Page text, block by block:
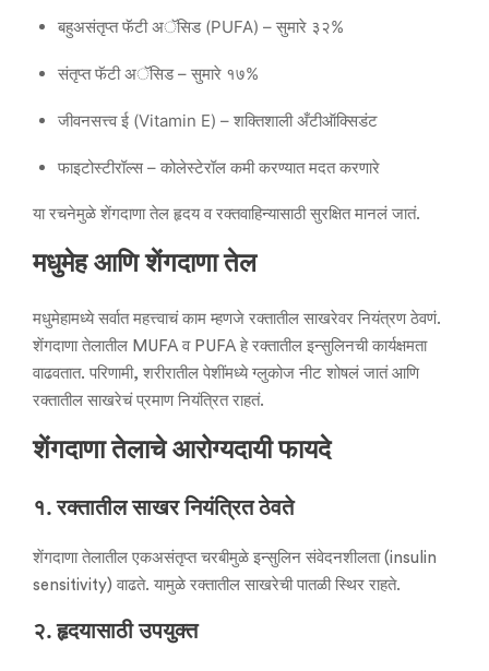
बहुअसंतृप्त फॅटी अॅसिड (PUFA) – सुमारे ३२%
संतृप्त फॅटी अॅसिड – सुमारे १७%
जीवनसत्त्व ई (Vitamin E) – शक्तिशाली अँटीऑक्सिडंट
फाइटोस्टीरॉल्स – कोलेस्टेरॉल कमी करण्यात मदत करणारे
या रचनेमुळे शेंगदाणा तेल हृदय व रक्तवाहिन्यासाठी सुरक्षित मानलं जातं.
मधुमेह आणि शेंगदाणा तेल
मधुमेहामध्ये सर्वात महत्त्वाचं काम म्हणजे रक्तातील साखरेवर नियंत्रण ठेवणं.
शेंगदाणा तेलातील MUFA व PUFA हे रक्तातील इन्सुलिनची कार्यक्षमता
वाढवतात. परिणामी, शरीरातील पेशींमध्ये ग्लुकोज नीट शोषलं जातं आणि
रक्तातील साखरेचं प्रमाण नियंत्रित राहतं.
शेंगदाणा तेलाचे आरोग्यदायी फायदे
१. रक्तातील साखर नियंत्रित ठेवते
शेंगदाणा तेलातील एकअसंतृप्त चरबीमुळे इन्सुलिन संवेदनशीलता (insulin
sensitivity) वाढते. यामुळे रक्तातील साखरेची पातळी स्थिर राहते.
२. हृदयासाठी उपयुक्त